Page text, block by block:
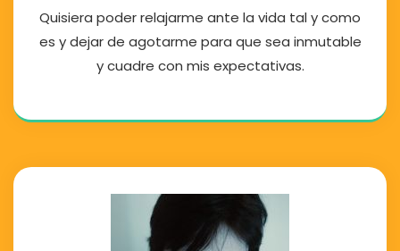
Quisiera poder relajarme ante la vida tal y como
es y dejar de agotarme para que sea inmutable
y cuadre con mis expectativas.